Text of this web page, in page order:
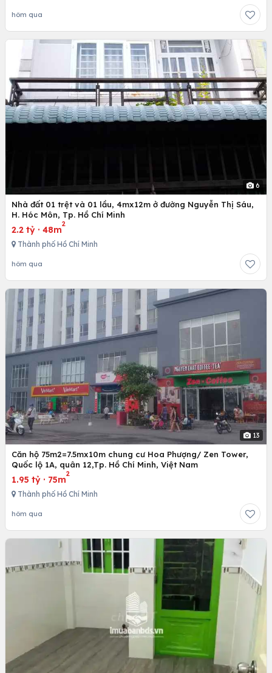
hôm qua
6
Nhà đất 01 trệt và 01 lầu, 4mx12m ở đường Nguyễn Thị Sáu,
H. Hóc Môn, Tp. Hồ Chí Minh
2.2 tỷ · 48m
2
Thành phố Hồ Chí Minh
hôm qua
13
Căn hộ 75m2=7.5mx10m chung cư Hoa Phượng/ Zen Tower,
Quốc lộ 1A, quân 12,Tp. Hồ Chí Minh, Việt Nam
1.95 tỷ · 75m
2
Thành phố Hồ Chí Minh
hôm qua